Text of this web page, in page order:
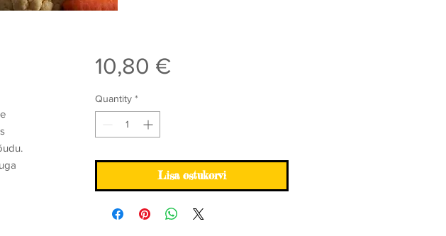
10,80 €Price
Quantity *
Lisa ostukorvi